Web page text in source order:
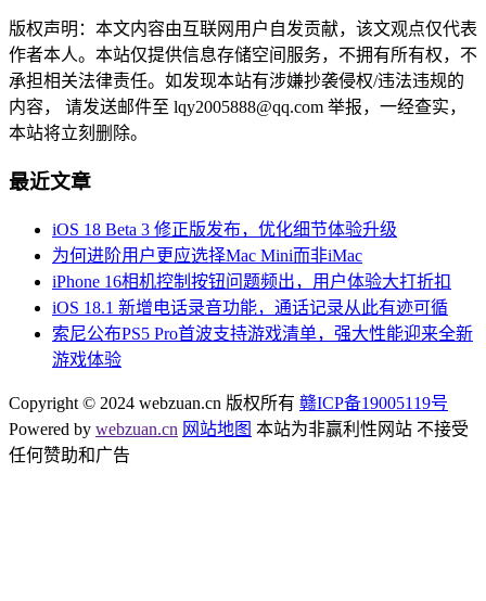
版权声明：本文内容由互联网用户自发贡献，该文观点仅代表
作者本人。本站仅提供信息存储空间服务，不拥有所有权，不
承担相关法律责任。如发现本站有涉嫌抄袭侵权/违法违规的
内容， 请发送邮件至 lqy2005888@qq.com 举报，一经查实，
本站将立刻删除。
最近文章
iOS 18 Beta 3 修正版发布，优化细节体验升级
为何进阶用户更应选择Mac Mini而非iMac
iPhone 16相机控制按钮问题频出，用户体验大打折扣
iOS 18.1 新增电话录音功能，通话记录从此有迹可循
索尼公布PS5 Pro首波支持游戏清单，强大性能迎来全新
游戏体验
Copyright © 2024 webzuan.cn 版权所有 赣ICP备19005119号
Powered by webzuan.cn 网站地图 本站为非赢利性网站 不接受
任何赞助和广告